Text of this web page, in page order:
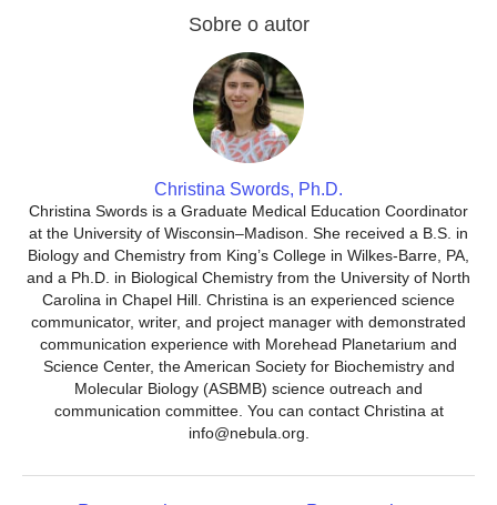
Sobre o autor
Christina Swords, Ph.D.
Christina Swords is a Graduate Medical Education Coordinator
at the University of Wisconsin–Madison. She received a B.S. in
Biology and Chemistry from King’s College in Wilkes-Barre, PA,
and a Ph.D. in Biological Chemistry from the University of North
Carolina in Chapel Hill. Christina is an experienced science
communicator, writer, and project manager with demonstrated
communication experience with Morehead Planetarium and
Science Center, the American Society for Biochemistry and
Molecular Biology (ASBMB) science outreach and
communication committee. You can contact Christina at
info@nebula.org.